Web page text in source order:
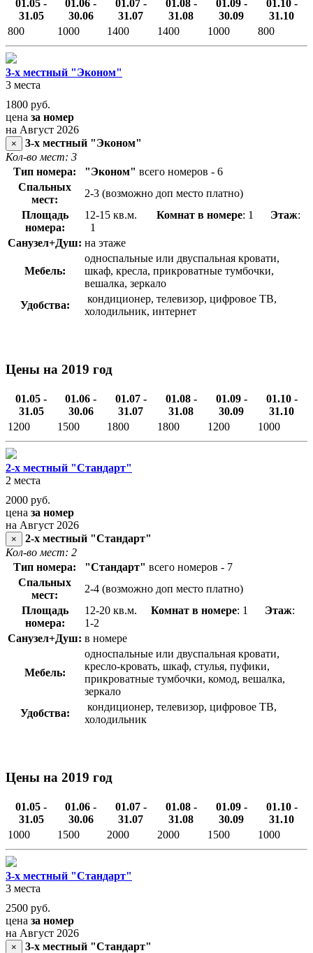
01.05 -
31.05
01.06 -
30.06
01.07 -
31.07
01.08 -
31.08
01.09 -
30.09
01.10 -
31.10
800
1000 1400 1400 1000 800
3-х местный "Эконом"
3 места
1800 руб.
цена за номер
на Август 2026
×
3-х местный "Эконом"
Кол-во мест: 3
Тип номера:
"Эконом" всего номеров - 6
Спальных
мест:
2-3 (возможно доп место платно)
Площадь
номера:
12-15 кв.м. Комнат в номере: 1 Этаж:
1
Санузел+Душ: на этаже
Мебель:
односпальные или двуспальная кровати,
шкаф, кресла, прикроватные тумбочки,
вешалка, зеркало
Удобства:
кондиционер, телевизор, цифровое ТВ,
холодильник, интернет
Цены на 2019 год
01.05 -
31.05
01.06 -
30.06
01.07 -
31.07
01.08 -
31.08
01.09 -
30.09
01.10 -
31.10
1200
1500 1800 1800 1200 1000
2-х местный "Стандарт"
2 места
2000 руб.
цена за номер
на Август 2026
×
2-х местный "Стандарт"
Кол-во мест: 2
Тип номера:
"Стандарт" всего номеров - 7
Спальных
мест:
2-4 (возможно доп место платно)
Площадь
номера:
12-20 кв.м. Комнат в номере: 1 Этаж:
1-2
Санузел+Душ: в номере
Мебель:
односпальные или двуспальная кровати,
кресло-кровать, шкаф, стулья, пуфики,
прикроватные тумбочки, комод, вешалка,
зеркало
Удобства:
кондиционер, телевизор, цифровое ТВ,
холодильник
Цены на 2019 год
01.05 -
31.05
01.06 -
30.06
01.07 -
31.07
01.08 -
31.08
01.09 -
30.09
01.10 -
31.10
1000
1500 2000 2000 1500 1000
3-х местный "Стандарт"
3 места
2500 руб.
цена за номер
на Август 2026
×
3-х местный "Стандарт"